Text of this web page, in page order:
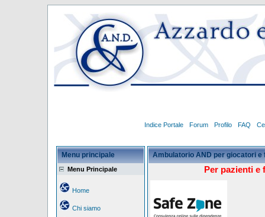
Indice Portale Forum Profilo FAQ
Menu principale
Menu Principale
Home
Chi siamo
Ambulatorio AND per giocatori e
Per pazienti e